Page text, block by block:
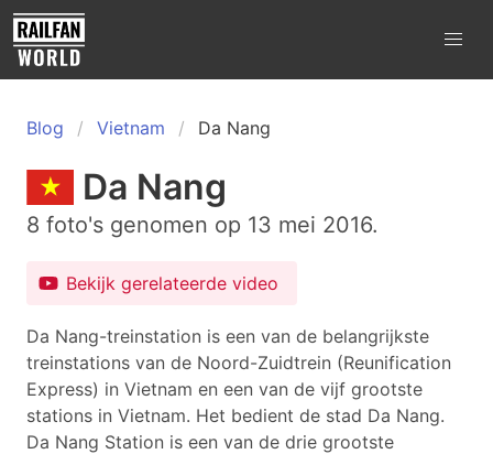
Blog Vietnam Da Nang
Da Nang
8 foto's genomen op 13 mei 2016.
Bekijk gerelateerde video
Da Nang-treinstation is een van de belangrijkste
treinstations van de Noord-Zuidtrein (Reunification
Express) in Vietnam en een van de vijf grootste
stations in Vietnam. Het bedient de stad Da Nang.
Da Nang Station is een van de drie grootste